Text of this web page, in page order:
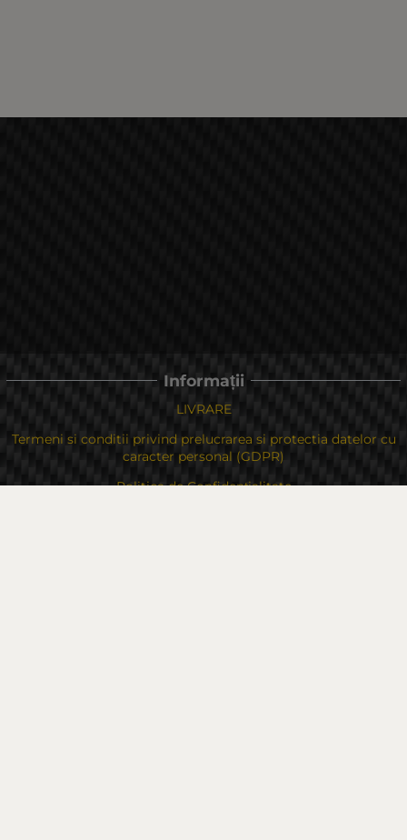
Informații
LIVRARE
Termeni si conditii privind prelucrarea si protectia datelor cu
caracter personal (GDPR)
Politica de Confidențialitate